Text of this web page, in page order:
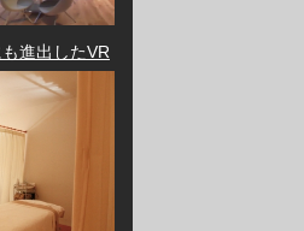
進出したVR